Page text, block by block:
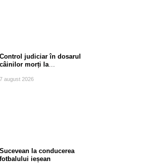
Control judiciar în dosarul
câinilor morți la
Suceava
7 august 2026
Sucevean la conducerea
fotbalului ieșean